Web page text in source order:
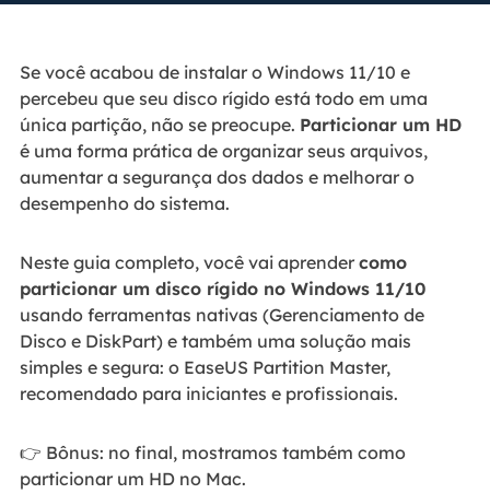
Se você acabou de instalar o Windows 11/10 e
percebeu que seu disco rígido está todo em uma
única partição, não se preocupe. Particionar um HD
é uma forma prática de organizar seus arquivos,
aumentar a segurança dos dados e melhorar o
desempenho do sistema.
Neste guia completo, você vai aprender como
particionar um disco rígido no Windows 11/10
usando ferramentas nativas (Gerenciamento de
Disco e DiskPart) e também uma solução mais
simples e segura: o EaseUS Partition Master,
recomendado para iniciantes e profissionais.
👉 Bônus: no final, mostramos também como
particionar um HD no Mac.